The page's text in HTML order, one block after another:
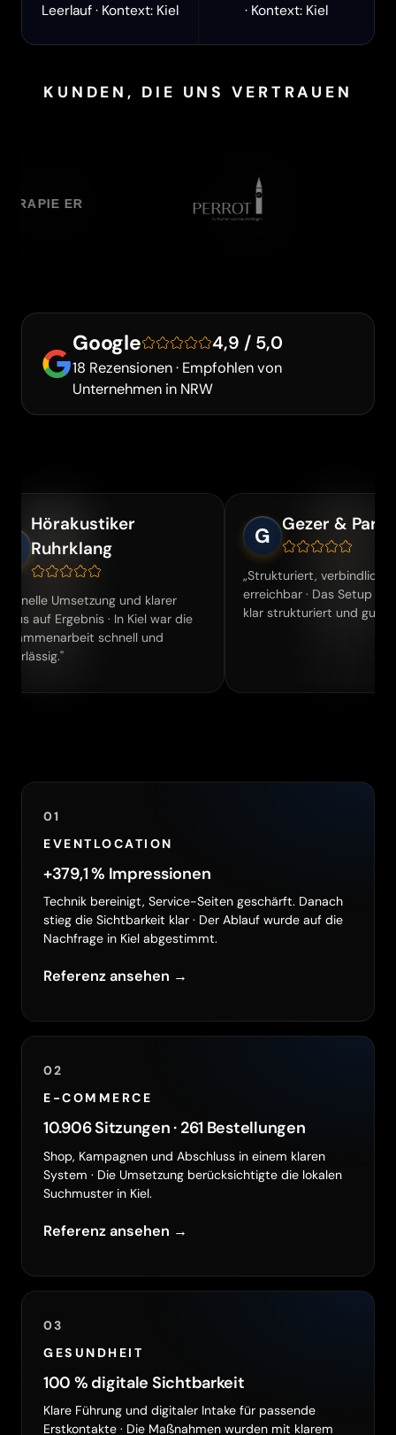
Leerlauf · Kontext: Kiel
· Kontext: Kiel
KUNDEN, DIE UNS VERTRAUEN
Google 4,9 / 5,0
18 Rezensionen · Empfohlen von
Unternehmen in NRW
und klarer
· In Kiel war die
schnell und
Gezer & Partners
„Strukturiert, verbindlich und gut
erreichbar · Das Setup in Kiel war
klar strukturiert und gut steuerbar."
01
EVENTLOCATION
+379,1 % Impressionen
Technik bereinigt, Service-Seiten geschärft. Danach
stieg die Sichtbarkeit klar · Der Ablauf wurde auf die
Nachfrage in Kiel abgestimmt.
Referenz ansehen →
02
E-COMMERCE
10.906 Sitzungen · 261 Bestellungen
Shop, Kampagnen und Abschluss in einem klaren
System · Die Umsetzung berücksichtigte die lokalen
Suchmuster in Kiel.
Referenz ansehen →
03
GESUNDHEIT
100 % digitale Sichtbarkeit
Klare Führung und digitaler Intake für passende
Erstkontakte · Die Maßnahmen wurden mit klarem